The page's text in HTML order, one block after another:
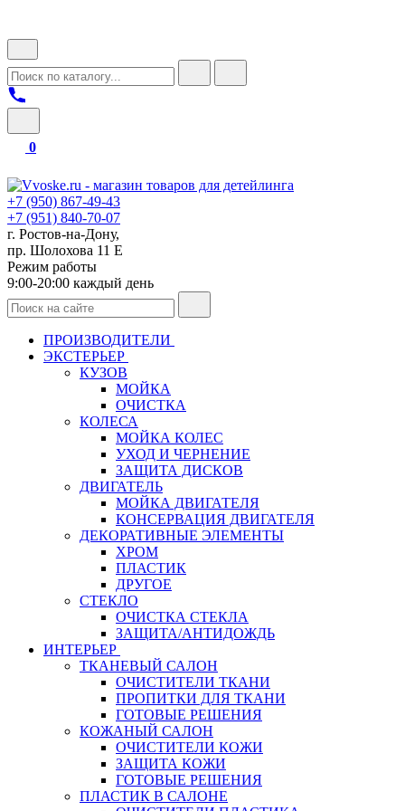
0
+7 (950) 867-49-43
+7 (951) 840-70-07
г. Ростов-на-Дону,
пр. Шолохова 11 Е
Режим работы
9:00-20:00 каждый день
ПРОИЗВОДИТЕЛИ
ЭКСТЕРЬЕР
КУЗОВ
МОЙКА
ОЧИСТКА
КОЛЕСА
МОЙКА КОЛЕС
УХОД И ЧЕРНЕНИЕ
ЗАЩИТА ДИСКОВ
ДВИГАТЕЛЬ
МОЙКА ДВИГАТЕЛЯ
КОНСЕРВАЦИЯ ДВИГАТЕЛЯ
ДЕКОРАТИВНЫЕ ЭЛЕМЕНТЫ
ХРОМ
ПЛАСТИК
ДРУГОЕ
СТЕКЛО
ОЧИСТКА СТЕКЛА
ЗАЩИТА/АНТИДОЖДЬ
ИНТЕРЬЕР
ТКАНЕВЫЙ САЛОН
ОЧИСТИТЕЛИ ТКАНИ
ПРОПИТКИ ДЛЯ ТКАНИ
ГОТОВЫЕ РЕШЕНИЯ
КОЖАНЫЙ САЛОН
ОЧИСТИТЕЛИ КОЖИ
ЗАЩИТА КОЖИ
ГОТОВЫЕ РЕШЕНИЯ
ПЛАСТИК В САЛОНЕ